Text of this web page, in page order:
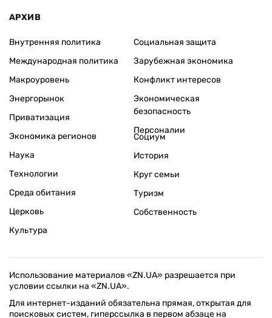
АРХИВ
Внутренняя политика
Международная политика
Макроуровень
Энергорынок
Приватизация
Экономика регионов
Социальная защита
Зарубежная экономика
Конфликт интересов
Экономическая
безопасность
Персоналии
Наука
Технологии
Среда обитания
Церковь
Культура
Социум
История
Круг семьи
Туризм
Собственность
Использование материалов «ZN.UA» разрешается при
условии ссылки на «ZN.UA».
Для интернет-изданий обязательна прямая, открытая для
поисковых систем, гиперссылка в первом абзаце на